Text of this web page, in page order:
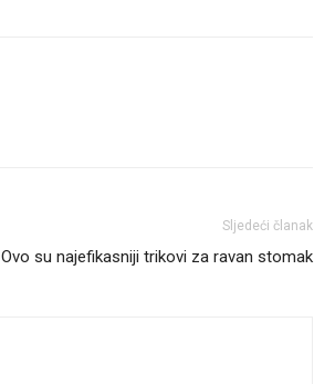
Sljedeći članak
Ovo su najefikasniji trikovi za ravan stomak